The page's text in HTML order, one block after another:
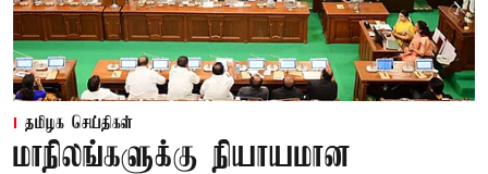
தமிழக செய்திகள்
மாநிலங்களுக்கு நியாயமான